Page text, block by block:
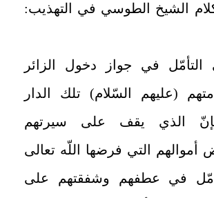
كلام الشيخ الطوسي في التهذيب:
التأمّل في جواز دخول الزائر
(عليهم السّلام) تلك الدار
الذي يقف على سيرتهم
أموالهم التي فرضها اللّه تعالى
في عطفهم وشفقتهم على